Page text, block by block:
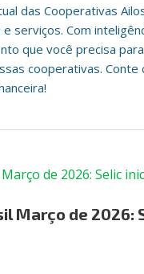
das Cooperativas
serviços. Com
que você precisa
cooperativas.
Março de 2026: